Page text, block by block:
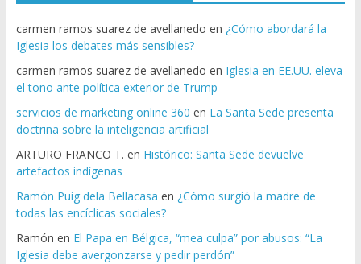
carmen ramos suarez de avellanedo en ¿Cómo abordará la
Iglesia los debates más sensibles?
carmen ramos suarez de avellanedo en Iglesia en EE.UU. eleva
el tono ante política exterior de Trump
servicios de marketing online 360 en La Santa Sede presenta
doctrina sobre la inteligencia artificial
ARTURO FRANCO T. en Histórico: Santa Sede devuelve
artefactos indígenas
Ramón Puig dela Bellacasa en ¿Cómo surgió la madre de
todas las encíclicas sociales?
Ramón en El Papa en Bélgica, “mea culpa” por abusos: “La
Iglesia debe avergonzarse y pedir perdón”